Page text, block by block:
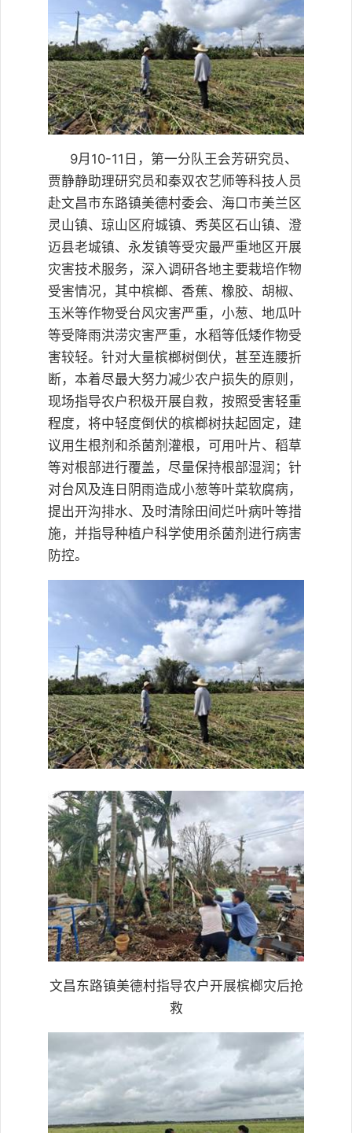
9月10-11日，第一分队王会芳研究员、
贾静静助理研究员和秦双农艺师等科技人员
赴文昌市东路镇美德村委会、海口市美兰区
灵山镇、琼山区府城镇、秀英区石山镇、澄
迈县老城镇、永发镇等受灾最严重地区开展
灾害技术服务，深入调研各地主要栽培作物
受害情况，其中槟榔、香蕉、橡胶、胡椒、
玉米等作物受台风灾害严重，小葱、地瓜叶
等受降雨洪涝灾害严重，水稻等低矮作物受
害较轻。针对大量槟榔树倒伏，甚至连腰折
断，本着尽最大努力减少农户损失的原则，
现场指导农户积极开展自救，按照受害轻重
程度，将中轻度倒伏的槟榔树扶起固定，建
议用生根剂和杀菌剂灌根，可用叶片、稻草
等对根部进行覆盖，尽量保持根部湿润；针
对台风及连日阴雨造成小葱等叶菜软腐病，
提出开沟排水、及时清除田间烂叶病叶等措
施，并指导种植户科学使用杀菌剂进行病害
防控。
文昌东路镇美德村指导农户开展槟榔灾后抢
救